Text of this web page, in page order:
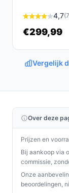
betrouwbare
op zoek is
speciaal is
Met zijn
dit een
past bij jouw
4,7
€299,99
Vergelijk
Over deze
Prijzen en
Bij aankoop via
commissie,
Onze
beoordelingen,